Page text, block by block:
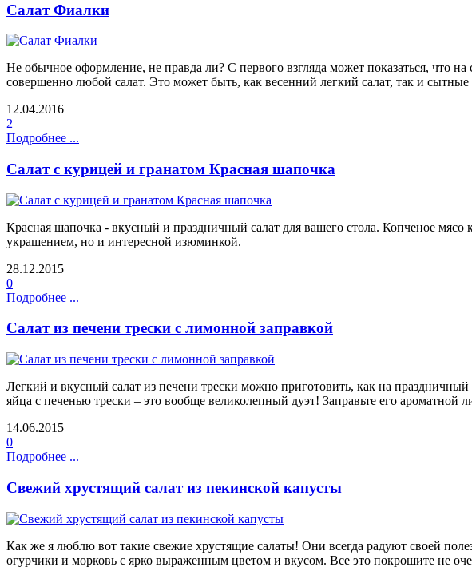
Салат Фиалки
Не обычное оформление, не правда ли? С первого взгляда может показаться, что
совершенно любой салат. Это может быть, как весенний легкий салат, так и
12.04.2016
2
Подробнее ...
Салат с курицей и гранатом Красная шапочка
Красная шапочка - вкусный и праздничный салат для вашего стола. Копченое мясо
украшением, но и интересной изюминкой.
28.12.2015
0
Подробнее ...
Салат из печени трески с лимонной заправкой
Легкий и вкусный салат из печени трески можно приготовить, как на
яйца с печенью трески – это вообще великолепный дуэт! Заправьте его ароматной
14.06.2015
0
Подробнее ...
Свежий хрустящий салат из пекинской капусты
Как же я люблю вот такие свежие хрустящие салаты! Они всегда радуют своей
огурчики и морковь с ярко выраженным цветом и вкусом. Все это покрошите не